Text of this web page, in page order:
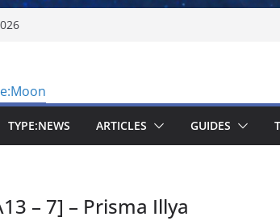
TYPE:NEWS ARTICLES GUIDES
– 7] – Prisma Illya